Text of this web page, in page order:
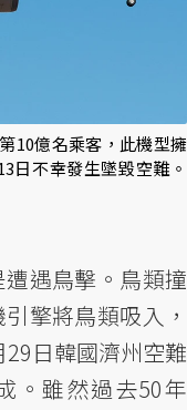
10億名乘客，此機型擁
日不幸發生墜毀空難。
遇鳥擊。鳥類撞
擎將鳥類吸入，
日韓國濟州空難
。雖然過去50年